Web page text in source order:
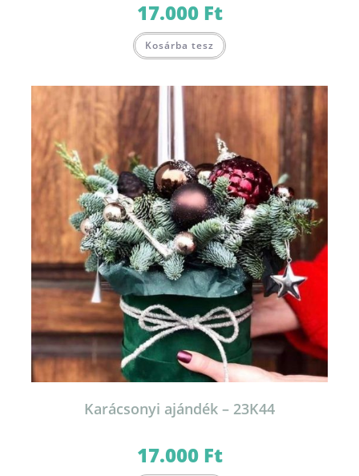
17.000 Ft
Kosárba tesz
Karácsonyi ajándék – 23K44
17.000 Ft